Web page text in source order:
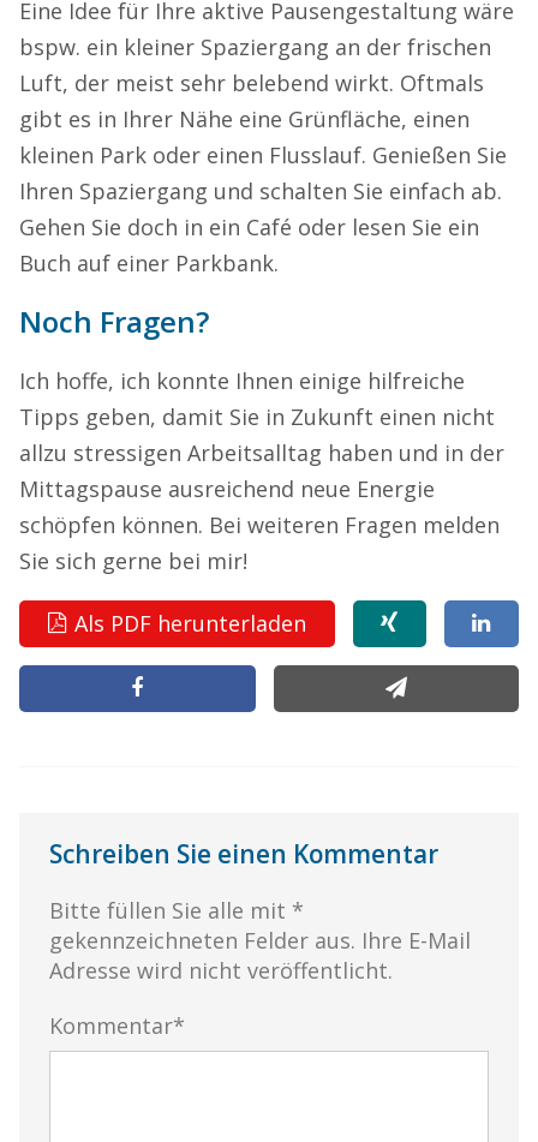
Eine Idee für Ihre aktive Pausengestaltung wäre
bspw. ein kleiner Spaziergang an der frischen
Luft, der meist sehr belebend wirkt. Oftmals
gibt es in Ihrer Nähe eine Grünfläche, einen
kleinen Park oder einen Flusslauf. Genießen Sie
Ihren Spaziergang und schalten Sie einfach ab.
Gehen Sie doch in ein Café oder lesen Sie ein
Buch auf einer Parkbank.
Noch Fragen?
Ich hoffe, ich konnte Ihnen einige hilfreiche
Tipps geben, damit Sie in Zukunft einen nicht
allzu stressigen Arbeitsalltag haben und in der
Mittagspause ausreichend neue Energie
schöpfen können. Bei weiteren Fragen melden
Sie sich gerne bei mir!
Als PDF herunterladen
Schreiben Sie einen Kommentar
Bitte füllen Sie alle mit *
gekennzeichneten Felder aus. Ihre E-Mail
Adresse wird nicht veröffentlicht.
Kommentar*